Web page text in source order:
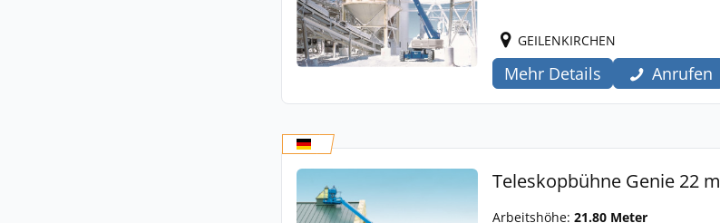
GEILENKIRCHEN
Mehr Details Anrufen
Teleskopbühne Genie 22 m
Arbeitshöhe: 21.80 Meter